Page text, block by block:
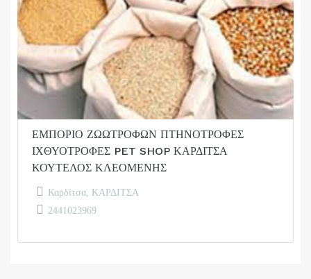
ΕΜΠΟΡΙΟ ΖΩΩΤΡΟΦΩΝ ΠΤΗΝΟΤΡΟΦΕΣ
ΙΧΘΥΟΤΡΟΦΕΣ PET SHOP ΚΑΡΔΙΤΣΑ
ΚΟΥΤΕΛΟΣ ΚΛΕΟΜΕΝΗΣ
Καρδίτσα, ΚΑΡΔΙΤΣΑ
2441023969